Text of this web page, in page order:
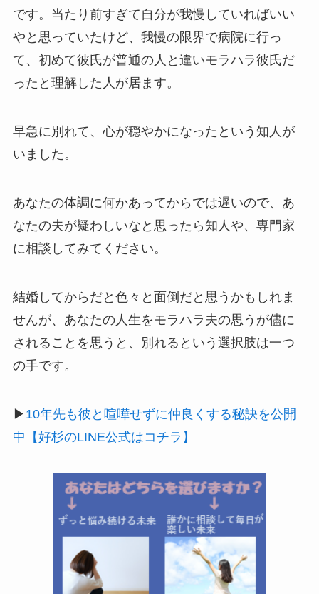
です。当たり前すぎて自分が我慢していればいい
やと思っていたけど、我慢の限界で病院に行っ
て、初めて彼氏が普通の人と違いモラハラ彼氏だ
ったと理解した人が居ます。
早急に別れて、心が穏やかになったという知人が
いました。
あなたの体調に何かあってからでは遅いので、あ
なたの夫が疑わしいなと思ったら知人や、専門家
に相談してみてください。
結婚してからだと色々と面倒だと思うかもしれま
せんが、あなたの人生をモラハラ夫の思うが儘に
されることを思うと、別れるという選択肢は一つ
の手です。
▶︎ 10年先も彼と喧嘩せずに仲良くする秘訣を公開
中【好杉のLINE公式はコチラ】